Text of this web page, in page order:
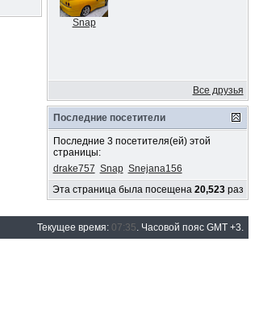
Snap
Все друзья
Последние посетители
Последние 3 посетителя(ей) этой
страницы:
drake757 Snap Snejana156
Эта страница была посещена 20,523раз
Текущее время: 07:35. Часовой пояс GMT +3.